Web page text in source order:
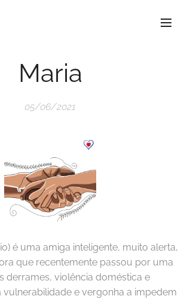
Maria
05/06/2021
é uma amiga inteligente, muito alerta,
que recentemente passou por uma
derrames, violência doméstica e
vulnerabilidade e vergonha a impedem